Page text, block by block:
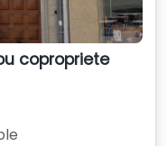
ou copropriete